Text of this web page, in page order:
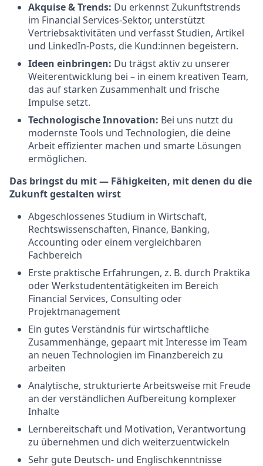
Akquise & Trends: Du erkennst Zukunftstrends
im Financial Services-Sektor, unterstützt
Vertriebsaktivitäten und verfasst Studien, Artikel
und LinkedIn-Posts, die Kund:innen begeistern.
Ideen einbringen: Du trägst aktiv zu unserer
Weiterentwicklung bei – in einem kreativen Team,
das auf starken Zusammenhalt und frische
Impulse setzt.
Technologische Innovation: Bei uns nutzt du
modernste Tools und Technologien, die deine
Arbeit effizienter machen und smarte Lösungen
ermöglichen.
Das bringst du mit — Fähigkeiten, mit denen du die
Zukunft gestalten wirst
Abgeschlossenes Studium in Wirtschaft,
Rechtswissenschaften, Finance, Banking,
Accounting oder einem vergleichbaren
Fachbereich
Erste praktische Erfahrungen, z. B. durch Praktika
oder Werkstudententätigkeiten im Bereich
Financial Services, Consulting oder
Projektmanagement
Ein gutes Verständnis für wirtschaftliche
Zusammenhänge, gepaart mit Interesse im Team
an neuen Technologien im Finanzbereich zu
arbeiten
Analytische, strukturierte Arbeitsweise mit Freude
an der verständlichen Aufbereitung komplexer
Inhalte
Lernbereitschaft und Motivation, Verantwortung
zu übernehmen und dich weiterzuentwickeln
Sehr gute Deutsch- und Englischkenntnisse